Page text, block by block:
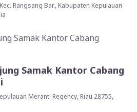
Rangsang Bar., Kabupaten Kepulauan
Samak Kantor Cabang
Meranti Regency, Riau 28755,